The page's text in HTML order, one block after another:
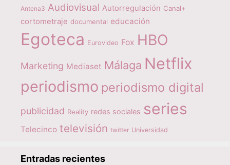
Antena3 Audiovisual Autorregulación Canal+
cortometraje documental educación
Egoteca Eurovideo Fox HBO
Marketing Mediaset Málaga Netflix
periodismo periodismo digital
publicidad Reality redes sociales series
Telecinco televisión twitter Universidad
Entradas recientes